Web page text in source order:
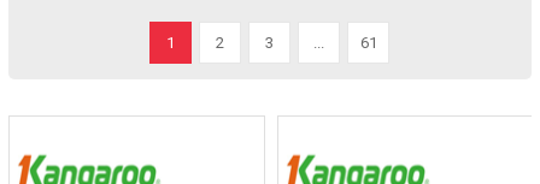
1 2 3 ... 61